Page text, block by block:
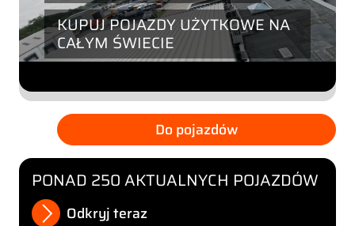
KUPUJ POJAZDY UŻYTKOWE NA
CAŁYM ŚWIECIE
Do pojazdów
PONAD 250 AKTUALNYCH POJAZDÓW
Odkryj teraz